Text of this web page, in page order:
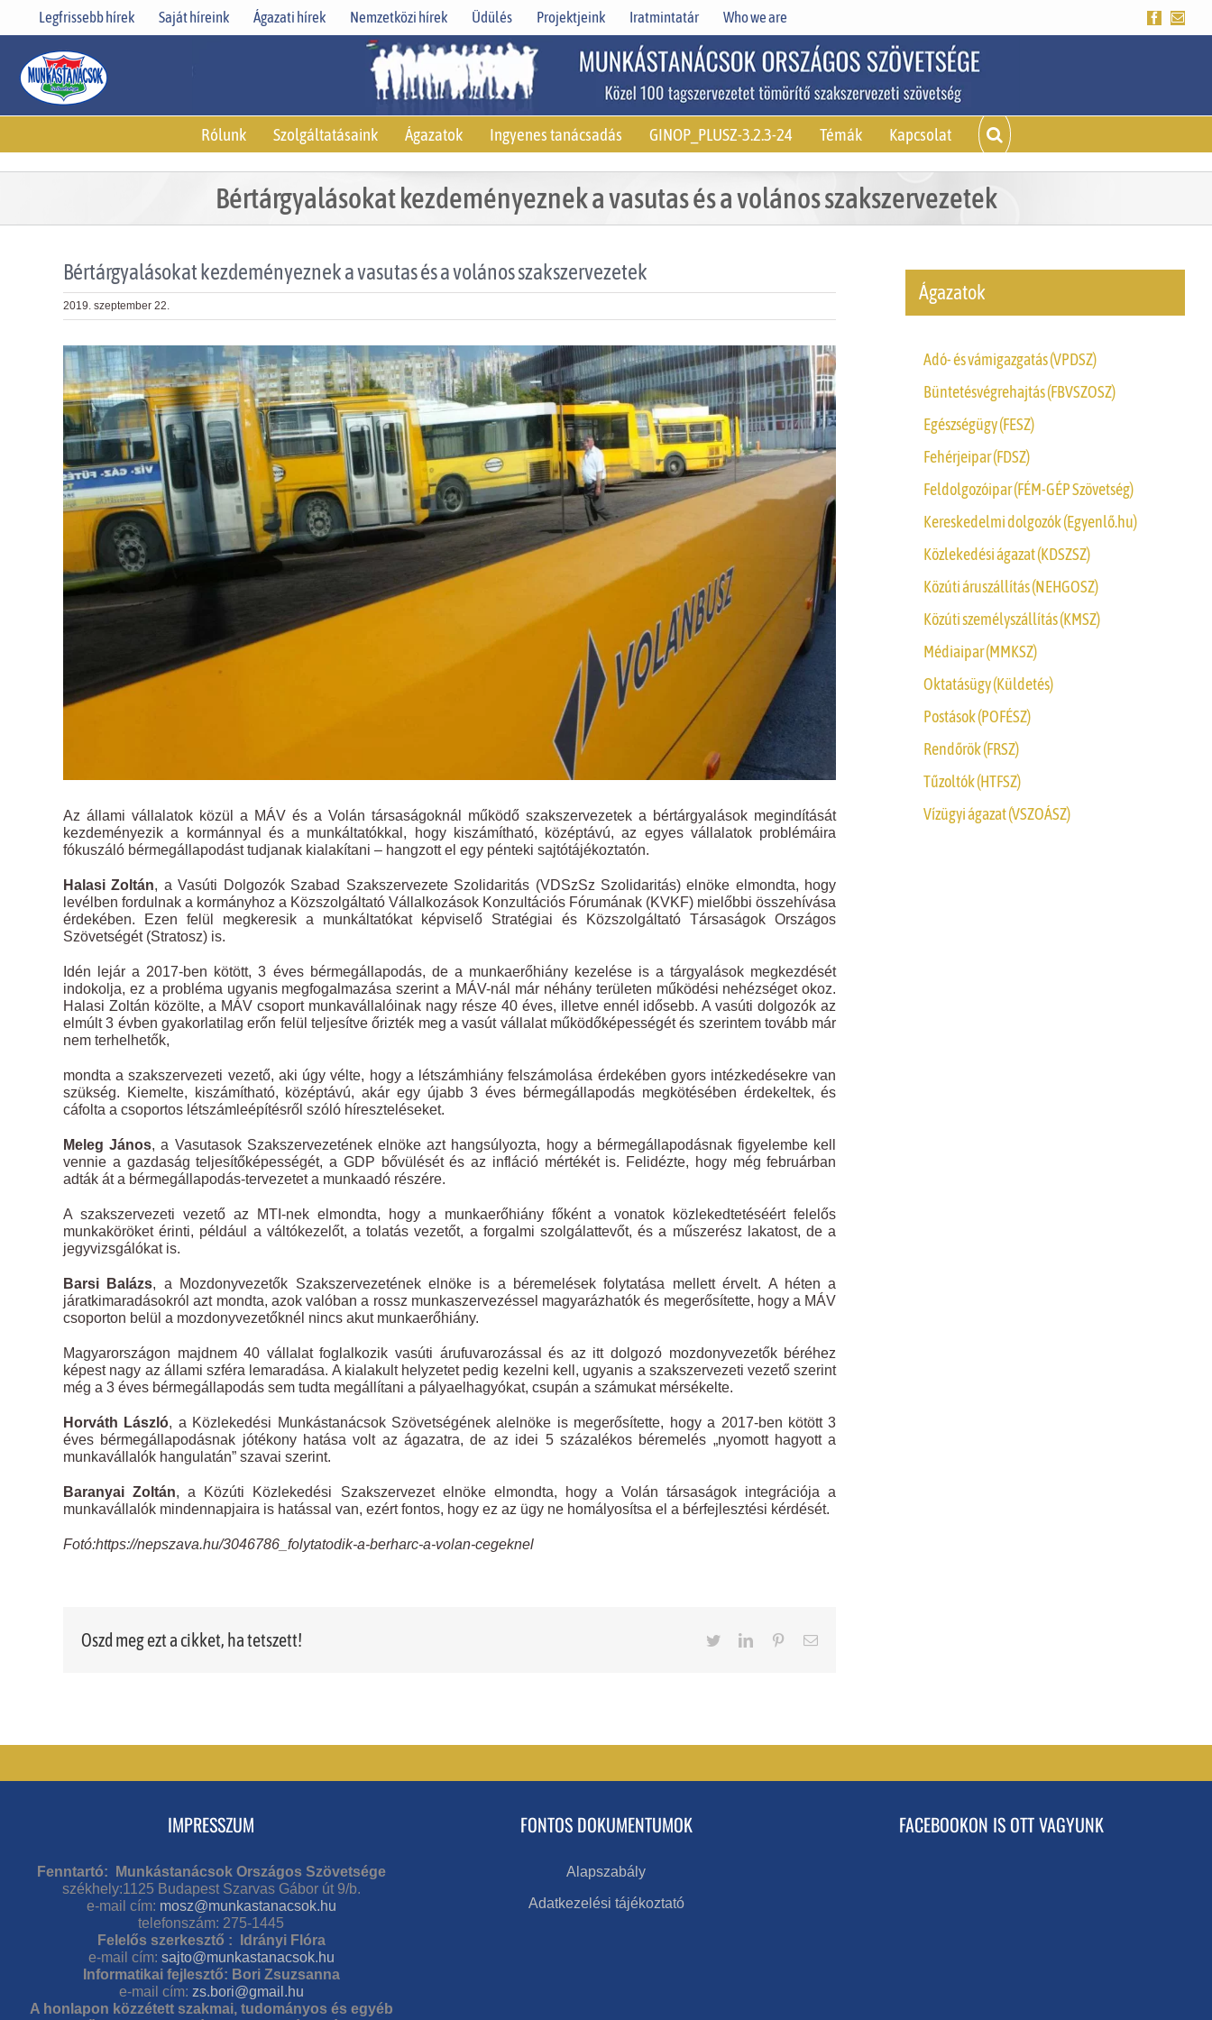
Legfrissebb hírek Saját híreink Ágazati hírek Nemzetközi hírek Üdülés Projektjeink Iratmintatár Who we are Facebook
Rólunk Szolgáltatásaink Ágazatok Ingyenes tanácsadás GINOP_PLUSZ-3.2.3-24 Témák Kapcsolat
Bértárgyalásokat kezdeményeznek a vasutas és a volános szakszervezetek
Bértárgyalásokat kezdeményeznek a vasutas és a volános szakszervezetek
2019. szeptember 22.
View
Larger
Image
Az állami vállalatok közül a MÁV és a Volán társaságoknál működő szakszervezetek a bértárgyalások megindítását
kezdeményezik a kormánnyal és a munkáltatókkal, hogy kiszámítható, középtávú, az egyes vállalatok problémáira
fókuszáló bérmegállapodást tudjanak kialakítani – hangzott el egy pénteki sajtótájékoztatón.
Halasi Zoltán, a Vasúti Dolgozók Szabad Szakszervezete Szolidaritás (VDSzSz Szolidaritás) elnöke elmondta, hogy
levélben fordulnak a kormányhoz a Közszolgáltató Vállalkozások Konzultációs Fórumának (KVKF) mielőbbi összehívása
érdekében. Ezen felül megkeresik a munkáltatókat képviselő Stratégiai és Közszolgáltató Társaságok Országos
Szövetségét (Stratosz) is.
Idén lejár a 2017-ben kötött, 3 éves bérmegállapodás, de a munkaerőhiány kezelése is a tárgyalások megkezdését
indokolja, ez a probléma ugyanis megfogalmazása szerint a MÁV-nál már néhány területen működési nehézséget okoz.
Halasi Zoltán közölte, a MÁV csoport munkavállalóinak nagy része 40 éves, illetve ennél idősebb. A vasúti dolgozók az
elmúlt 3 évben gyakorlatilag erőn felül teljesítve őrizték meg a vasút vállalat működőképességét és szerintem tovább már
nem terhelhetők,
mondta a szakszervezeti vezető, aki úgy vélte, hogy a létszámhiány felszámolása érdekében gyors intézkedésekre van
szükség. Kiemelte, kiszámítható, középtávú, akár egy újabb 3 éves bérmegállapodás megkötésében érdekeltek, és
cáfolta a csoportos létszámleépítésről szóló híreszteléseket.
Meleg János, a Vasutasok Szakszervezetének elnöke azt hangsúlyozta, hogy a bérmegállapodásnak figyelembe kell
vennie a gazdaság teljesítőképességét, a GDP bővülését és az infláció mértékét is. Felidézte, hogy még februárban
adták át a bérmegállapodás-tervezetet a munkaadó részére.
A szakszervezeti vezető az MTI-nek elmondta, hogy a munkaerőhiány főként a vonatok közlekedtetéséért felelős
munkaköröket érinti, például a váltókezelőt, a tolatás vezetőt, a forgalmi szolgálattevőt, és a műszerész lakatost, de a
jegyvizsgálókat is.
Barsi Balázs, a Mozdonyvezetők Szakszervezetének elnöke is a béremelések folytatása mellett érvelt. A héten a
járatkimaradásokról azt mondta, azok valóban a rossz munkaszervezéssel magyarázhatók és megerősítette, hogy a MÁV
csoporton belül a mozdonyvezetőknél nincs akut munkaerőhiány.
Magyarországon majdnem 40 vállalat foglalkozik vasúti árufuvarozással és az itt dolgozó mozdonyvezetők béréhez
képest nagy az állami szféra lemaradása. A kialakult helyzetet pedig kezelni kell, ugyanis a szakszervezeti vezető szerint
még a 3 éves bérmegállapodás sem tudta megállítani a pályaelhagyókat, csupán a számukat mérsékelte.
Horváth László, a Közlekedési Munkástanácsok Szövetségének alelnöke is megerősítette, hogy a 2017-ben kötött 3
éves bérmegállapodásnak jótékony hatása volt az ágazatra, de az idei 5 százalékos béremelés „nyomott hagyott a
munkavállalók hangulatán” szavai szerint.
Baranyai Zoltán, a Közúti Közlekedési Szakszervezet elnöke elmondta, hogy a Volán társaságok integrációja a
munkavállalók mindennapjaira is hatással van, ezért fontos, hogy ez az ügy ne homályosítsa el a bérfejlesztési kérdését.
Fotó:https://nepszava.hu/3046786_folytatodik-a-berharc-a-volan-cegeknel
Oszd meg ezt a cikket, ha tetszett! TwitterLinkedInPinterestEmail
Ágazatok
Adó- és vámigazgatás (VPDSZ)
Büntetésvégrehajtás (FBVSZOSZ)
Egészségügy (FESZ)
Fehérjeipar (FDSZ)
Feldolgozóipar (FÉM-GÉP Szövetség)
Kereskedelmi dolgozók (Egyenlő.hu)
Közlekedési ágazat (KDSZSZ)
Közúti áruszállítás (NEHGOSZ)
Közúti személyszállítás (KMSZ)
Médiaipar (MMKSZ)
Oktatásügy (Küldetés)
Postások (POFÉSZ)
Rendőrök (FRSZ)
Tűzoltók (HTFSZ)
Vízügyi ágazat (VSZOÁSZ)
IMPRESSZUM
Fenntartó: Munkástanácsok Országos Szövetsége
székhely:1125 Budapest Szarvas Gábor út 9/b.
e-mail cím: mosz@munkastanacsok.hu
telefonszám: 275-1445
Felelős szerkesztő : Idrányi Flóra
e-mail cím: sajto@munkastanacsok.hu
Informatikai fejlesztő: Bori Zsuzsanna
e-mail cím: zs.bori@gmail.hu
A honlapon közzétett szakmai, tudományos és egyéb
FONTOS DOKUMENTUMOK
Alapszabály
Adatkezelési tájékoztató
FACEBOOKON IS OTT VAGYUNK